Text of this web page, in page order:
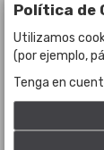
Política de
Utilizamos
(por ejemplo,
Tenga en